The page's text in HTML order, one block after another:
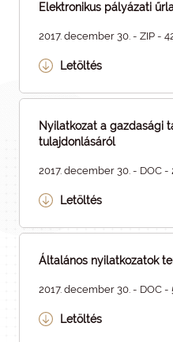
Elektronikus pályázati
2017. december 30. - ZIP -
Letöltés
Nyilatkozat a gazdasági
tulajdonlásáról
2017. december 30. - DOC -
Letöltés
Általános nyilatkozatok
2017. december 30. - DOC -
Letöltés